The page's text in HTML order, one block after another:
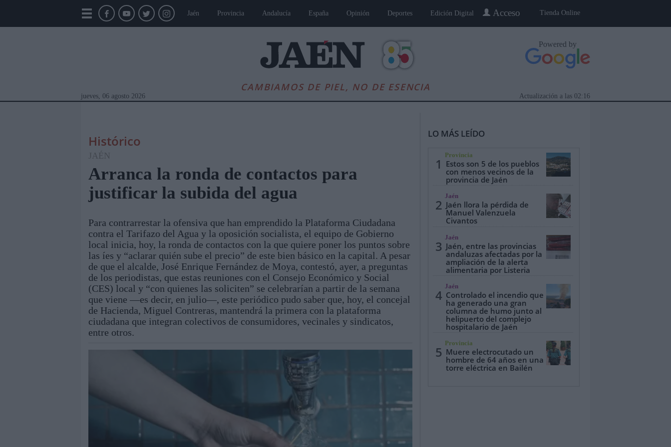
Tienda Online
Acceso
Jaén Provincia Andalucía España Opinión Deportes Edición Digital
CAMBIAMOS DE PIEL, NO DE ESENCIA
Powered by
jueves, 06 agosto 2026 02:16
Actualización a las
Módulos Portada Jaén Provincia Linares Andalucía Internacional Jaén, Pueblo a Pueblo Especiales
Histórico
JAÉN
Arranca la ronda de contactos para
justificar la subida del agua
Para contrarrestar la ofensiva que han emprendido la Plataforma Ciudadana
contra el Tarifazo del Agua y la oposición socialista, el equipo de Gobierno
local inicia, hoy, la ronda de contactos con la que quiere poner los puntos sobre
las íes y “aclarar quién sube el precio” de este bien básico en la capital. A pesar
de que el alcalde, José Enrique Fernández de Moya, contestó, ayer, a preguntas
de los periodistas, que estas reuniones con el Consejo Económico y Social
(CES) local y “con quienes las soliciten” se celebrarían a partir de la semana
que viene —es decir, en julio—, este periódico pudo saber que, hoy, el concejal
de Hacienda, Miguel Contreras, mantendrá la primera con la plataforma
ciudadana que integran colectivos de consumidores, vecinales y sindicatos,
entre otros.
LO MÁS LEÍDO
1
Provincia
Estos son 5 de los pueblos
con menos vecinos de la
provincia de Jaén
2
Jaén
Jaén llora la pérdida de
Manuel Valenzuela
Civantos
3
Jaén
Jaén, entre las provincias
andaluzas afectadas por la
ampliación de la alerta
alimentaria por Listeria
4
Jaén
Controlado el incendio que
ha generado una gran
columna de humo junto al
helipuerto del complejo
hospitalario de Jaén
5
Provincia
Muere electrocutado un
hombre de 64 años en una
torre eléctrica en Bailén